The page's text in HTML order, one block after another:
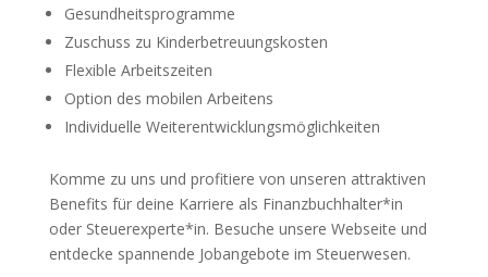
Gesundheitsprogramme
Zuschuss zu Kinderbetreuungskosten
Flexible Arbeitszeiten
Option des mobilen Arbeitens
Individuelle Weiterentwicklungsmöglichkeiten
Komme zu uns und profitiere von unseren attraktiven
Benefits für deine Karriere als Finanzbuchhalter*in
oder Steuerexperte*in. Besuche unsere Webseite und
entdecke spannende Jobangebote im Steuerwesen.